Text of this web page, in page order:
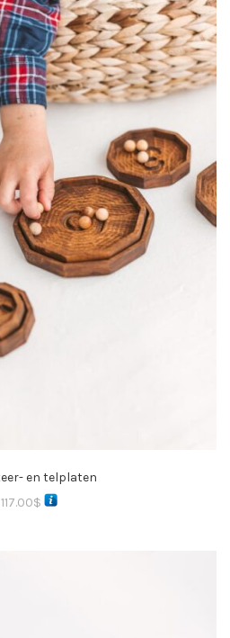
en telplaten
117.00$